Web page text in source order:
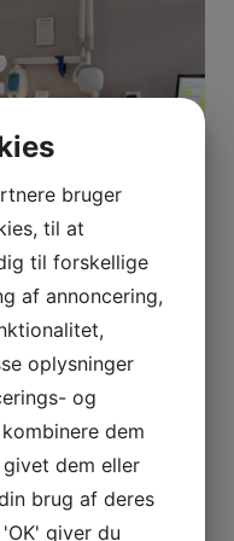
tandlæge i
er det vigtigt
både professionel
bruger
til at
til forskellige
af annoncering,
oplysninger
og
dem
dem eller
brug af deres
giver du